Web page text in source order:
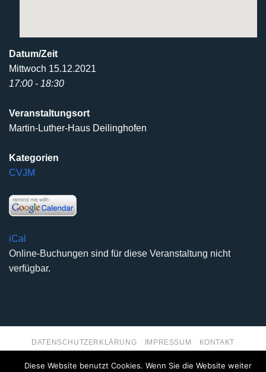
Datum/Zeit
Mittwoch 15.12.2021
17:00 - 18:30
Veranstaltungsort
Martin-Luther-Haus Deilinghofen
Kategorien
CVJM
iCal
Online-Buchungen sind für diese Veranstaltung nicht
verfügbar.
DATENSCHUTZERKLÄRUNG IMPRESSUM KONTAKT
Diese Website benutzt Cookies. Wenn Sie die Website weiter